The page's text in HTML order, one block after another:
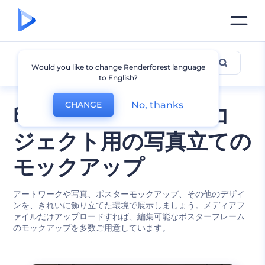
印刷物やデザインプロ
ジェクト用の写真立ての
モックアップ
アートワークや写真、ポスターモックアップ、その他のデザイ
ンを、きれいに飾り立てた環境で展示しましょう。メディアフ
ァイルだけアップロードすれば、編集可能なポスターフレーム
のモックアップを多数ご用意しています。
写真立てモックアップ
Would you like to change Renderforest language
to English?
CHANGE No, thanks